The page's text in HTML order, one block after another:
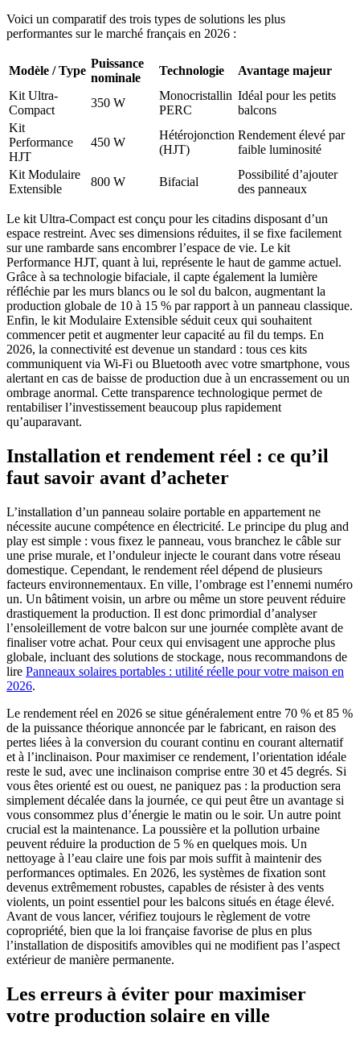
Voici un comparatif des trois types de solutions les plus
performantes sur le marché français en 2026 :
Modèle / Type
Puissance
nominale
Technologie
Avantage majeur
Kit Ultra-
Compact
350 W
Monocristallin
PERC
Idéal pour les petits
balcons
Kit
Performance
HJT
450 W
Hétérojonction
(HJT)
Rendement élevé par
faible luminosité
Kit Modulaire
Extensible
800 W Bifacial
Possibilité d’ajouter
des panneaux
Le kit Ultra-Compact est conçu pour les citadins disposant d’un
espace restreint. Avec ses dimensions réduites, il se fixe facilement
sur une rambarde sans encombrer l’espace de vie. Le kit
Performance HJT, quant à lui, représente le haut de gamme actuel.
Grâce à sa technologie bifaciale, il capte également la lumière
réfléchie par les murs blancs ou le sol du balcon, augmentant la
production globale de 10 à 15 % par rapport à un panneau classique.
Enfin, le kit Modulaire Extensible séduit ceux qui souhaitent
commencer petit et augmenter leur capacité au fil du temps. En
2026, la connectivité est devenue un standard : tous ces kits
communiquent via Wi-Fi ou Bluetooth avec votre smartphone, vous
alertant en cas de baisse de production due à un encrassement ou un
ombrage anormal. Cette transparence technologique permet de
rentabiliser l’investissement beaucoup plus rapidement
qu’auparavant.
Installation et rendement réel : ce qu’il
faut savoir avant d’acheter
L’installation d’un panneau solaire portable en appartement ne
nécessite aucune compétence en électricité. Le principe du plug and
play est simple : vous fixez le panneau, vous branchez le câble sur
une prise murale, et l’onduleur injecte le courant dans votre réseau
domestique. Cependant, le rendement réel dépend de plusieurs
facteurs environnementaux. En ville, l’ombrage est l’ennemi numéro
un. Un bâtiment voisin, un arbre ou même un store peuvent réduire
drastiquement la production. Il est donc primordial d’analyser
l’ensoleillement de votre balcon sur une journée complète avant de
finaliser votre achat. Pour ceux qui envisagent une approche plus
globale, incluant des solutions de stockage, nous recommandons de
lire Panneaux solaires portables : utilité réelle pour votre maison en
2026.
Le rendement réel en 2026 se situe généralement entre 70 % et 85 %
de la puissance théorique annoncée par le fabricant, en raison des
pertes liées à la conversion du courant continu en courant alternatif
et à l’inclinaison. Pour maximiser ce rendement, l’orientation idéale
reste le sud, avec une inclinaison comprise entre 30 et 45 degrés. Si
vous êtes orienté est ou ouest, ne paniquez pas : la production sera
simplement décalée dans la journée, ce qui peut être un avantage si
vous consommez plus d’énergie le matin ou le soir. Un autre point
crucial est la maintenance. La poussière et la pollution urbaine
peuvent réduire la production de 5 % en quelques mois. Un
nettoyage à l’eau claire une fois par mois suffit à maintenir des
performances optimales. En 2026, les systèmes de fixation sont
devenus extrêmement robustes, capables de résister à des vents
violents, un point essentiel pour les balcons situés en étage élevé.
Avant de vous lancer, vérifiez toujours le règlement de votre
copropriété, bien que la loi française favorise de plus en plus
l’installation de dispositifs amovibles qui ne modifient pas l’aspect
extérieur de manière permanente.
Les erreurs à éviter pour maximiser
votre production solaire en ville